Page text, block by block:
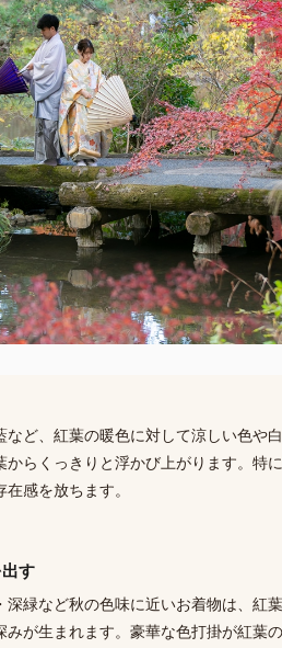
など、紅葉の暖色に対して涼しい色や
からくっきりと浮かび上がります。特
感を放ちます。
す
深緑など秋の色味に近いお着物は、紅
みが生まれます。豪華な色打掛が紅葉